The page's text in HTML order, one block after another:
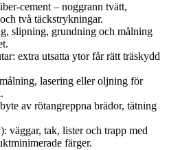
cement – noggrann tvätt,
två täckstrykningar.
slipning, grundning och målning
extra utsatta ytor får rätt träskydd
lasering eller oljning för
av rötangreppna brädor, tätning
väggar, tak, lister och trapp med
färger.